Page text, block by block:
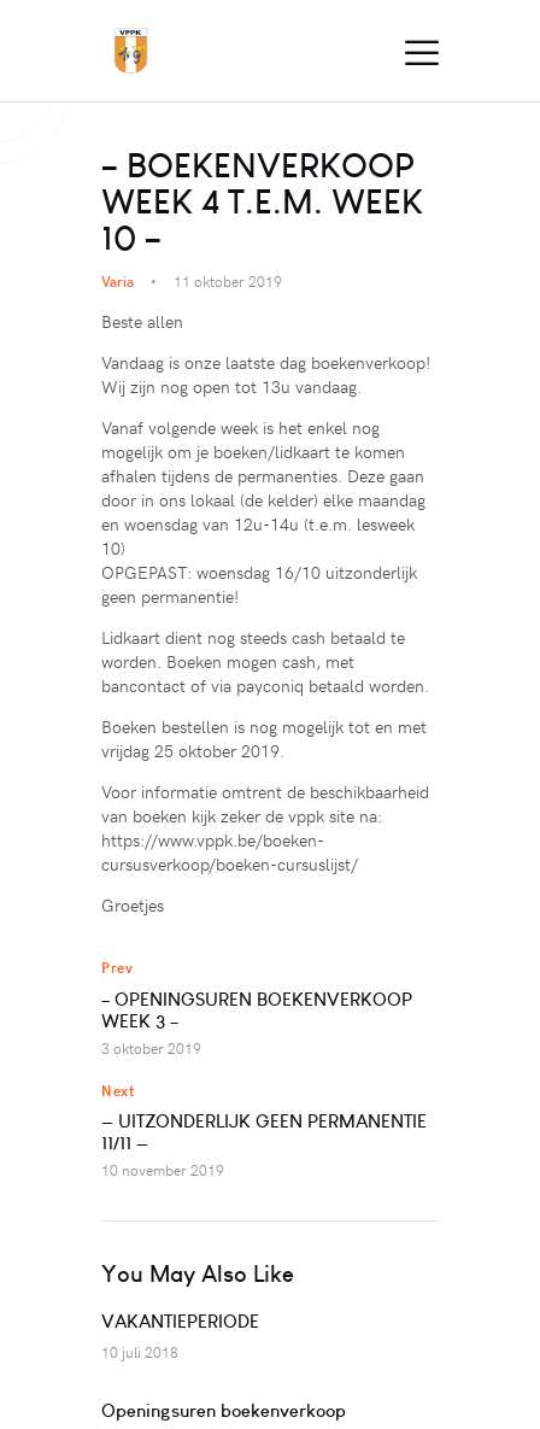
– BOEKENVERKOOP
WEEK 4 T.E.M. WEEK
10 –
Varia 11 oktober 2019
Beste allen
Vandaag is onze laatste dag boekenverkoop!
Wij zijn nog open tot 13u vandaag.
Vanaf volgende week is het enkel nog
mogelijk om je boeken/lidkaart te komen
afhalen tijdens de permanenties. Deze gaan
door in ons lokaal (de kelder) elke maandag
en woensdag van 12u-14u (t.e.m. lesweek
10)
OPGEPAST: woensdag 16/10 uitzonderlijk
geen permanentie!
Lidkaart dient nog steeds cash betaald te
worden. Boeken mogen cash, met
bancontact of via payconiq betaald worden.
Boeken bestellen is nog mogelijk tot en met
vrijdag 25 oktober 2019.
Voor informatie omtrent de beschikbaarheid
van boeken kijk zeker de vppk site na:
https://www.vppk.be/boeken-
cursusverkoop/boeken-cursuslijst/
Groetjes
Prev
– OPENINGSUREN BOEKENVERKOOP
WEEK 3 –
3 oktober 2019
Next
— UITZONDERLIJK GEEN PERMANENTIE
11/11 —
10 november 2019
You May Also Like
VAKANTIEPERIODE
10 juli 2018
Openingsuren boekenverkoop